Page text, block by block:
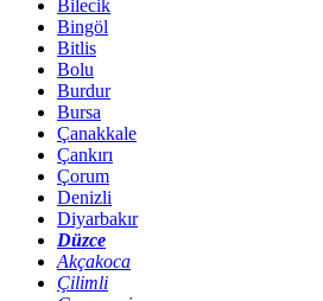
Bilecik
Bingöl
Bitlis
Bolu
Burdur
Bursa
Çanakkale
Çankırı
Çorum
Denizli
Diyarbakır
Düzce
Akçakoca
Çilimli